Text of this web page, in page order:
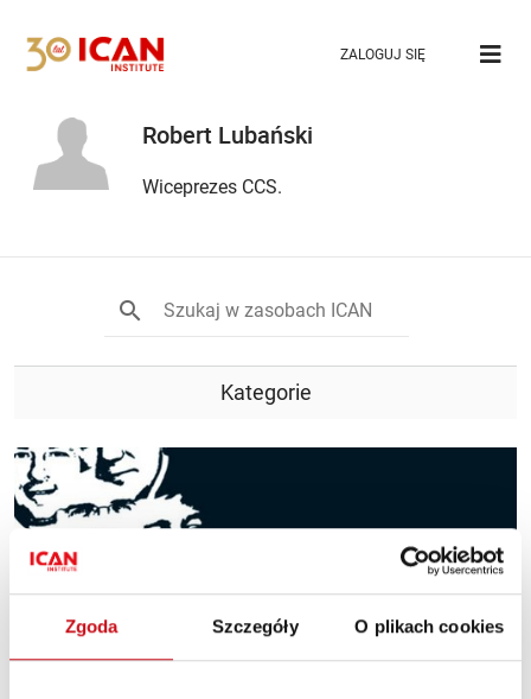
Zgoda Szczegóły O plikach cookies
ZALOGUJ SIĘ
Robert Lubański
Wiceprezes CCS.
Kategorie